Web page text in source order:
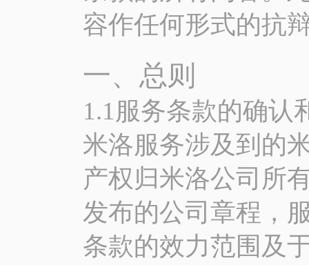
容作任何形式的抗
一、总则
1.1服务条款的确认
米洛服务涉及到的
产权归米洛公司所
发布的公司章程，
条款的效力范围及